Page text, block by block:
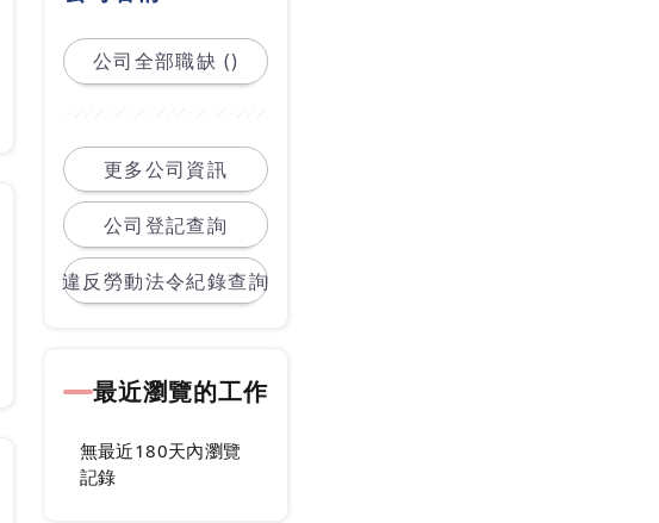
公司全部職缺 ()
更多公司資訊
公司登記查詢
違反勞動法令紀錄查詢
最近瀏覽的工作
無最近180天內瀏覽
記錄